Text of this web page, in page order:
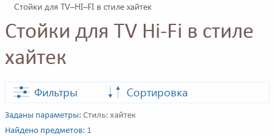
Стойки для TV–HI–FI в стиле хайтек
Стойки для TV Hi-Fi в стиле
хайтек
Фильтры Сортировка
Заданы параметры: Стиль: хайтек
Найдено предметов: 1